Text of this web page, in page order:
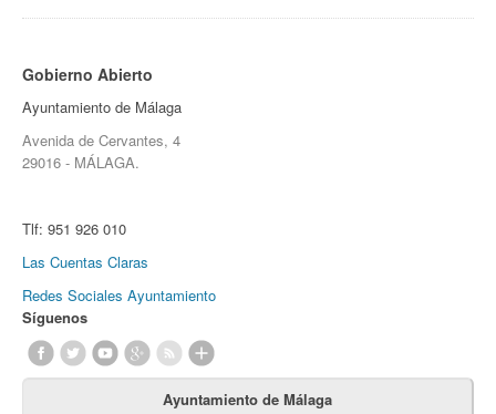
Gobierno Abierto
Ayuntamiento de Málaga
Avenida de Cervantes, 4
29016 - MÁLAGA.
Tlf: 951 926 010
Las Cuentas Claras
Redes Sociales Ayuntamiento
Síguenos
Ayuntamiento de Málaga